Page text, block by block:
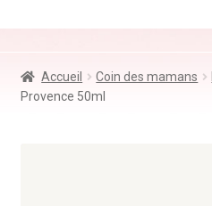
Jeux & Jouets
Accueil Coin des mamans
Provence 50ml